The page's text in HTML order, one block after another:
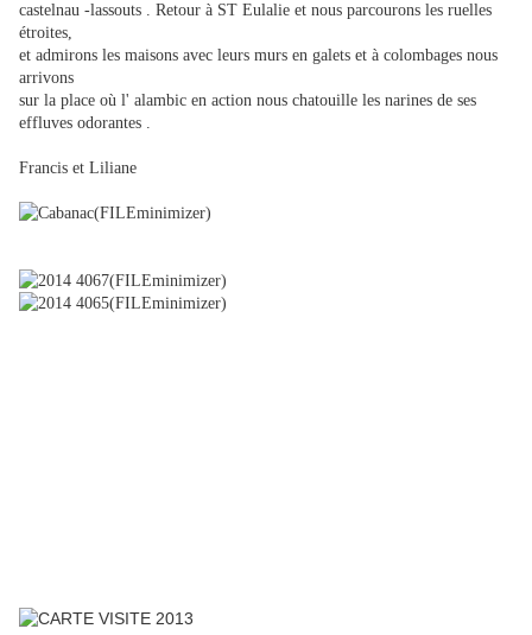
castelnau -lassouts . Retour à ST Eulalie et nous parcourons les ruelles
étroites,
et admirons les maisons avec leurs murs en galets et à colombages nous
arrivons
sur la place où l' alambic en action nous chatouille les narines de ses
effluves odorantes .
Francis et Liliane